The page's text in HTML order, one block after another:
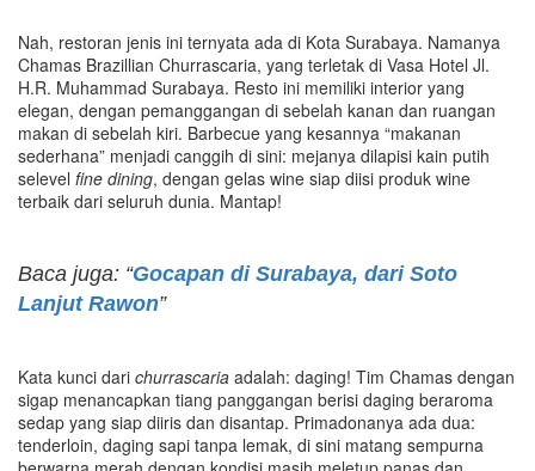
Nah, restoran jenis ini ternyata ada di Kota Surabaya. Namanya
Chamas Brazillian Churrascaria, yang terletak di Vasa Hotel Jl.
H.R. Muhammad Surabaya. Resto ini memiliki interior yang
elegan, dengan pemanggangan di sebelah kanan dan ruangan
makan di sebelah kiri. Barbecue yang kesannya “makanan
sederhana” menjadi canggih di sini: mejanya dilapisi kain putih
selevel fine dining, dengan gelas wine siap diisi produk wine
terbaik dari seluruh dunia. Mantap!
Baca juga: “Gocapan di Surabaya, dari Soto
Lanjut Rawon”
Kata kunci dari churrascaria adalah: daging! Tim Chamas dengan
sigap menancapkan tiang panggangan berisi daging beraroma
sedap yang siap diiris dan disantap. Primadonanya ada dua:
tenderloin, daging sapi tanpa lemak, di sini matang sempurna